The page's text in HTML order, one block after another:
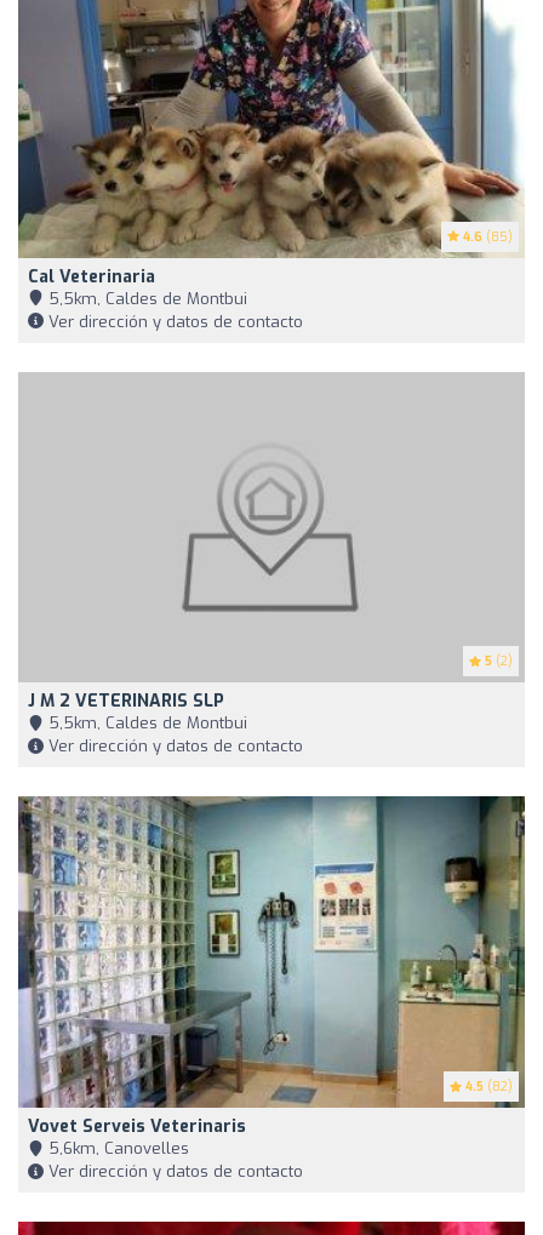
4.6 (85)
Cal Veterinaria
5,5km, Caldes de Montbui
Ver dirección y datos de contacto
5 (2)
J M 2 VETERINARIS SLP
5,5km, Caldes de Montbui
Ver dirección y datos de contacto
4.5 (82)
Vovet Serveis Veterinaris
5,6km, Canovelles
Ver dirección y datos de contacto